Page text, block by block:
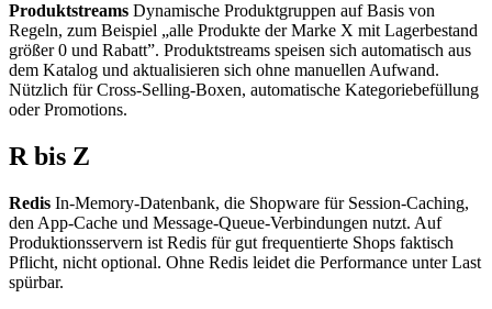
Produktstreams Dynamische Produktgruppen auf Basis von
Regeln, zum Beispiel „alle Produkte der Marke X mit Lagerbestand
größer 0 und Rabatt”. Produktstreams speisen sich automatisch aus
dem Katalog und aktualisieren sich ohne manuellen Aufwand.
Nützlich für Cross-Selling-Boxen, automatische Kategoriebefüllung
oder Promotions.
R bis Z
Redis In-Memory-Datenbank, die Shopware für Session-Caching,
den App-Cache und Message-Queue-Verbindungen nutzt. Auf
Produktionsservern ist Redis für gut frequentierte Shops faktisch
Pflicht, nicht optional. Ohne Redis leidet die Performance unter Last
spürbar.